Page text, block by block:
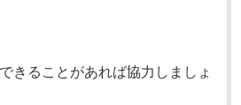
きることがあれば協力しましょ